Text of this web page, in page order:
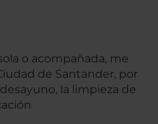
o acompañada, me
de Santander, por
la limpieza de